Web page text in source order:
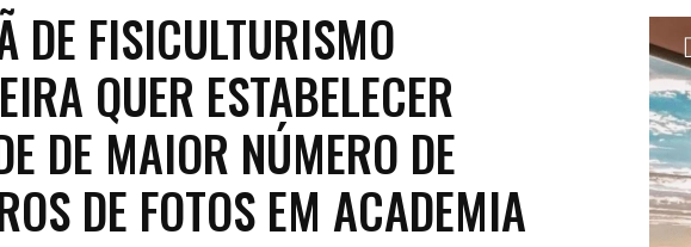
DE FISICULTURISMO
QUER ESTABELECER
DE MAIOR NÚMERO DE
DE FOTOS EM ACADEMIA